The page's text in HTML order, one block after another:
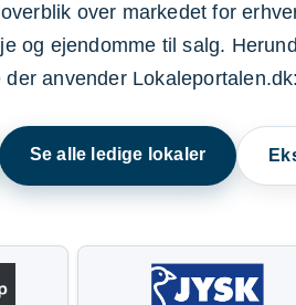
over markedet for
og ejendomme til salg.
der anvender Lokaleportalen.dk:
Se alle ledige lokaler